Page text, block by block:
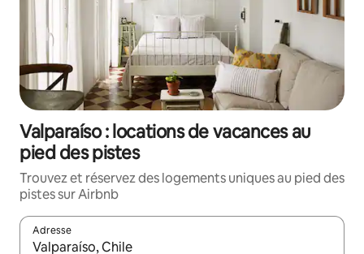
Valparaíso : locations de vacances au
pied des pistes
Trouvez et réservez des logements uniques au pied des
pistes sur Airbnb
Adresse
Lorsque les résultats s'affichent, utilisez les flèches vers le